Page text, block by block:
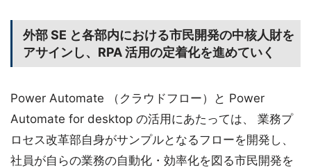
外部 SE と各部内における市民開発の中核人財を
アサインし、RPA 活用の定着化を進めていく
Power Automate （クラウドフロー）と Power
Automate for desktop の活用にあたっては、 業務プ
ロセス改革部自身がサンプルとなるフローを開発し、
社員が自らの業務の自動化・効率化を図る市民開発を